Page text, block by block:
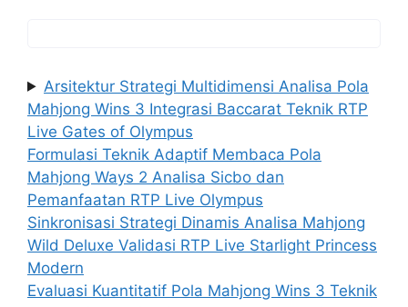
Arsitektur Strategi Multidimensi Analisa Pola
Mahjong Wins 3 Integrasi Baccarat Teknik RTP
Live Gates of Olympus
Formulasi Teknik Adaptif Membaca Pola
Mahjong Ways 2 Analisa Sicbo dan
Pemanfaatan RTP Live Olympus
Sinkronisasi Strategi Dinamis Analisa Mahjong
Wild Deluxe Validasi RTP Live Starlight Princess
Modern
Evaluasi Kuantitatif Pola Mahjong Wins 3 Teknik